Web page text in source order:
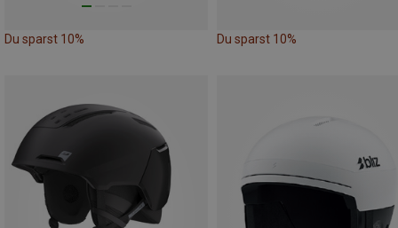
Du sparst 10% Du sparst 10%